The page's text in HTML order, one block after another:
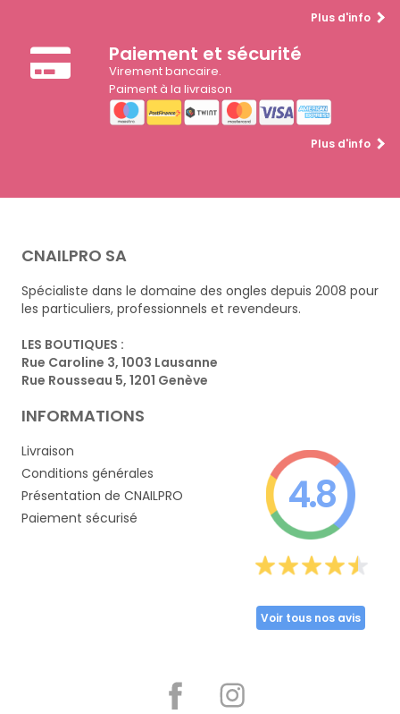
Plus d'info
Paiement et sécurité
Virement bancaire.
Paiment à la livraison
Plus d'info
CNAILPRO SA
Spécialiste dans le domaine des ongles depuis 2008 pour
les particuliers, professionnels et revendeurs.
LES BOUTIQUES :
Rue Caroline 3, 1003 Lausanne
Rue Rousseau 5, 1201 Genève
INFORMATIONS
Livraison
Conditions générales
Présentation de CNAILPRO
Paiement sécurisé
4.8
Voir tous nos avis